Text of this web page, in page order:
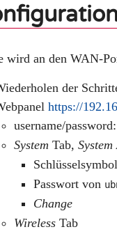
wird an den WAN-
der
https://
username/password:
System Tab,
Passwort von
Change
Wireless Tab